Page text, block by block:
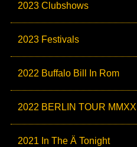
2023 Clubshows
2023 Festivals
2022 Buffalo Bill In Rom
2022 BERLIN TOUR MMXXII
2021 In The Ä Tonight